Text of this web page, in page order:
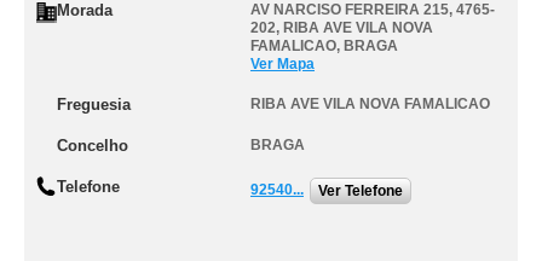
Morada
AV NARCISO FERREIRA 215, 4765-
202, RIBA AVE VILA NOVA
FAMALICAO, BRAGA
Ver Mapa
Freguesia RIBA AVE VILA NOVA FAMALICAO
Concelho BRAGA
Telefone 92540... Ver Telefone